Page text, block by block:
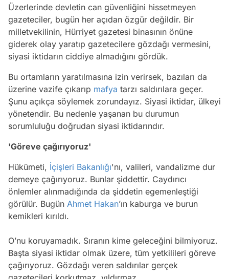
Üzerlerinde devletin can güvenliğini hissetmeyen
gazeteciler, bugün her açıdan özgür değildir. Bir
milletvekilinin, Hürriyet gazetesi binasının önüne
giderek olay yaratıp gazetecilere gözdağı vermesini,
siyasi iktidarın ciddiye almadığını gördük.
Bu ortamların yaratılmasına izin verirsek, bazıları da
üzerine vazife çıkarıp mafya tarzı saldırılara geçer.
Şunu açıkça söylemek zorundayız. Siyasi iktidar, ülkeyi
yönetendir. Bu nedenle yaşanan bu durumun
sorumluluğu doğrudan siyasi iktidarındır.
'Göreve çağırıyoruz'
Hükümeti, İçişleri Bakanlığı'nı, valileri, vandalizme dur
demeye çağırıyoruz. Bunlar şiddettir. Caydırıcı
önlemler alınmadığında da şiddetin egemenleştiği
görülür. Bugün Ahmet Hakan’ın kaburga ve burun
kemikleri kırıldı.
O’nu koruyamadık. Sıranın kime geleceğini bilmiyoruz.
Başta siyasi iktidar olmak üzere, tüm yetkilileri göreve
çağırıyoruz. Gözdağı veren saldırılar gerçek